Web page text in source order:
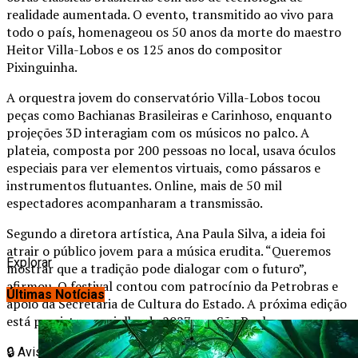
realidade aumentada. O evento, transmitido ao vivo para
todo o país, homenageou os 50 anos da morte do maestro
Heitor Villa-Lobos e os 125 anos do compositor
Pixinguinha.
A orquestra jovem do conservatório Villa-Lobos tocou
peças como Bachianas Brasileiras e Carinhoso, enquanto
projeções 3D interagiam com os músicos no palco. A
plateia, composta por 200 pessoas no local, usava óculos
especiais para ver elementos virtuais, como pássaros e
instrumentos flutuantes. Online, mais de 50 mil
espectadores acompanharam a transmissão.
Segundo a diretora artística, Ana Paula Silva, a ideia foi
atrair o público jovem para a música erudita. “Queremos
mostrar que a tradição pode dialogar com o futuro”,
afirmou. O festival contou com patrocínio da Petrobras e
apoio da Secretaria de Cultura do Estado. A próxima edição
está prevista para julho de 2027, em São Paulo.
🔒 Aviso Importante
Explorar
Últimas Notícias